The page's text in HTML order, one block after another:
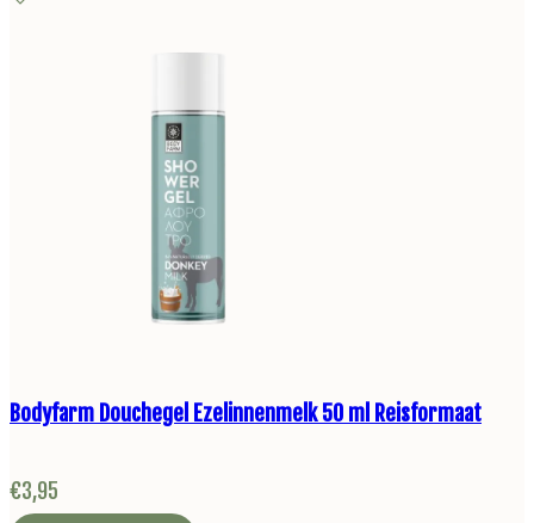
Bodyfarm Douchegel Ezelinnenmelk 50 ml Reisformaat
€3,95